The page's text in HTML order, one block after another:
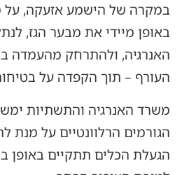
במקרה של הישמע אזעקה, על
באופן מיידי את מבער הגז,
האנרגיה, ולהתרחק מהעמדה
העורף – תוך הקפדה על
משרד האנרגיה והתשתיות
הגורמים הרלוונטיים על מנת
הגעלת הכלים תתקיים באופן